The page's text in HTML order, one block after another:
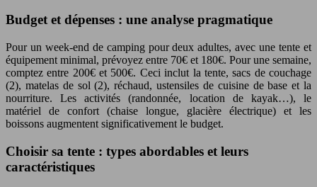
Budget et dépenses : une analyse pragmatique
Pour un week-end de camping pour deux adultes, avec une tente et
équipement minimal, prévoyez entre 70€ et 180€. Pour une semaine,
comptez entre 200€ et 500€. Ceci inclut la tente, sacs de couchage
(2), matelas de sol (2), réchaud, ustensiles de cuisine de base et la
nourriture. Les activités (randonnée, location de kayak…), le
matériel de confort (chaise longue, glacière électrique) et les
boissons augmentent significativement le budget.
Choisir sa tente : types abordables et leurs
caractéristiques